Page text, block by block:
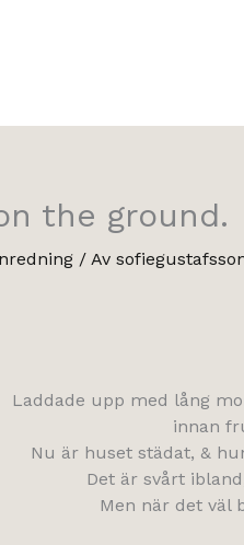
the ground.
/ Av
Laddade upp med lång
innan
Nu är huset städat, &
Det är svårt
Men när det väl